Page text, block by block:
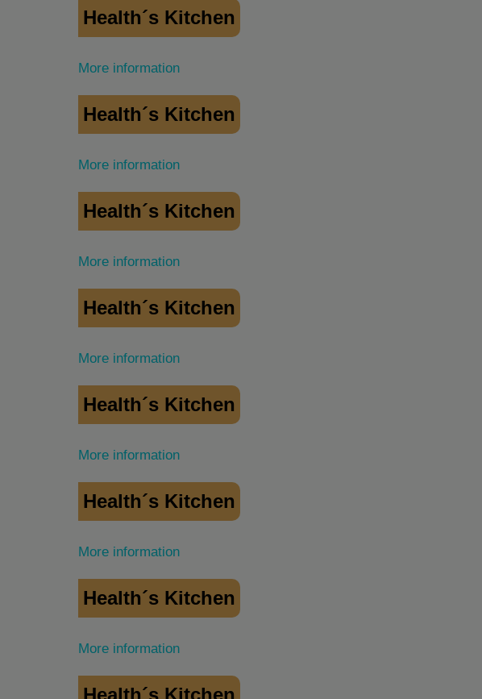
Health´s Kitchen
More information
Health´s Kitchen
More information
Health´s Kitchen
More information
Health´s Kitchen
More information
Health´s Kitchen
More information
Health´s Kitchen
More information
Health´s Kitchen
More information